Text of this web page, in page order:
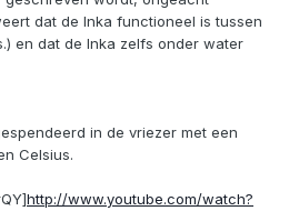
dat de Inka functioneel is tussen
en dat de Inka zelfs onder water
in de vriezer met een
Celsius.
http://www.youtube.com/watch?